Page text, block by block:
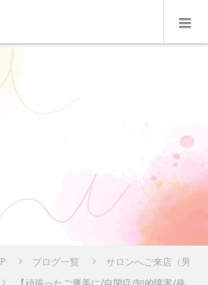
ブログ一覧
サロンへご来店（男